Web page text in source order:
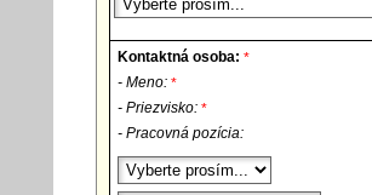
Kontaktná osoba: *
- Meno: *
- Priezvisko: *
- Pracovná pozícia: